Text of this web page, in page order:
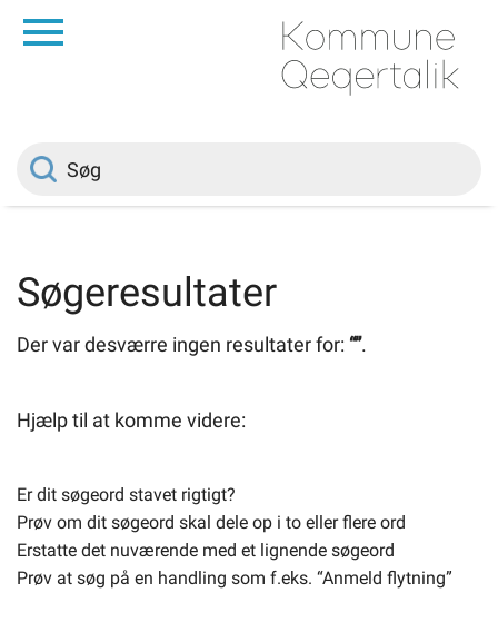
Borger
Selvbetjening
Søgeresultater
Der var desværre ingen resultater for: “”.
Hjælp til at komme videre:
Er dit søgeord stavet rigtigt?
Prøv om dit søgeord skal dele op i to eller flere ord
Erstatte det nuværende med et lignende søgeord
Prøv at søg på en handling som f.eks. “Anmeld flytning”